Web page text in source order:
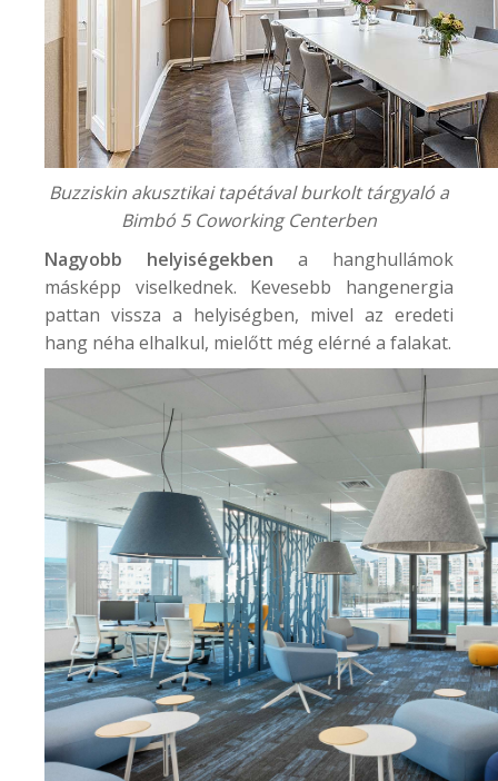
Buzziskin akusztikai tapétával burkolt tárgyaló a
Bimbó 5 Coworking Centerben
Nagyobb helyiségekben a hanghullámok
másképp viselkednek. Kevesebb hangenergia
pattan vissza a helyiségben, mivel az eredeti
hang néha elhalkul, mielőtt még elérné a falakat.